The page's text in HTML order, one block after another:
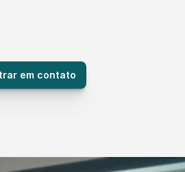
em contato